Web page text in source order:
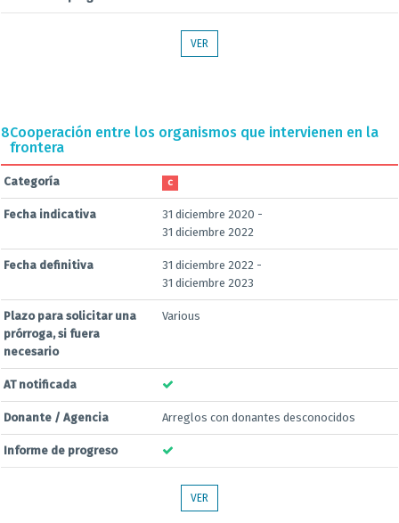
VER
8Cooperación entre los organismos que intervienen en la
frontera
Categoría C
Fecha indicativa
31 diciembre 2020 -
31 diciembre 2022
Fecha definitiva
31 diciembre 2022 -
31 diciembre 2023
Plazo para solicitar una
prórroga, si fuera
necesario
Various
AT notificada
Donante / Agencia Arreglos con donantes desconocidos
Informe de progreso
VER